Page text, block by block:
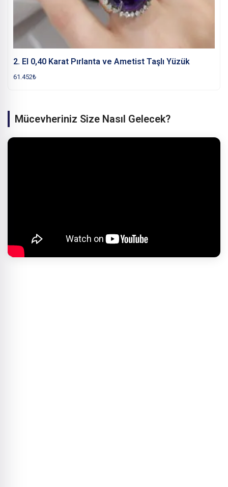
2. El 0,40 Karat Pırlanta ve Ametist Taşlı Yüzük
61.452₺
Mücevheriniz Size Nasıl Gelecek?